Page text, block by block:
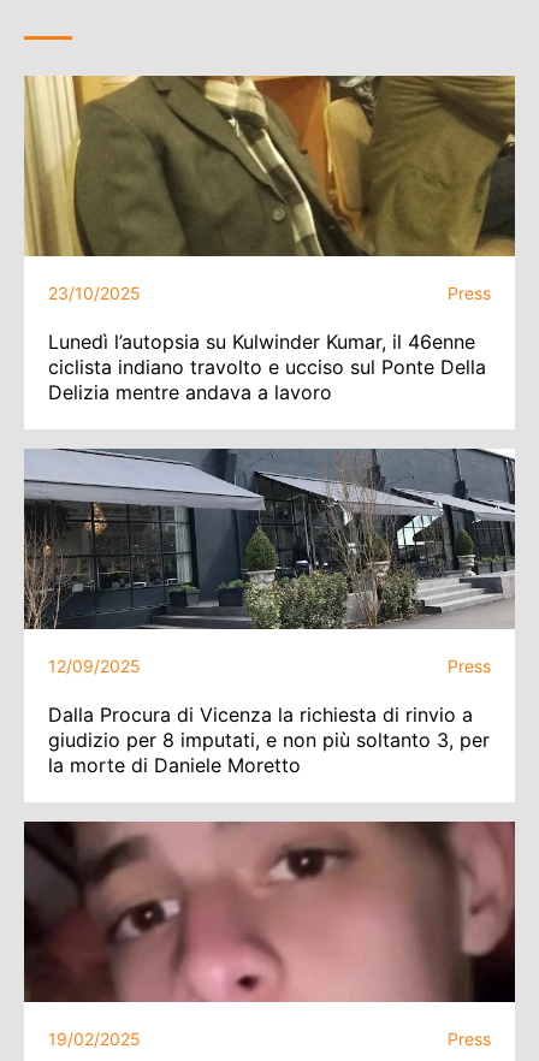
23/10/2025 Press
Lunedì l’autopsia su Kulwinder Kumar, il 46enne
ciclista indiano travolto e ucciso sul Ponte Della
Delizia mentre andava a lavoro
12/09/2025 Press
Dalla Procura di Vicenza la richiesta di rinvio a
giudizio per 8 imputati, e non più soltanto 3, per
la morte di Daniele Moretto
19/02/2025 Press